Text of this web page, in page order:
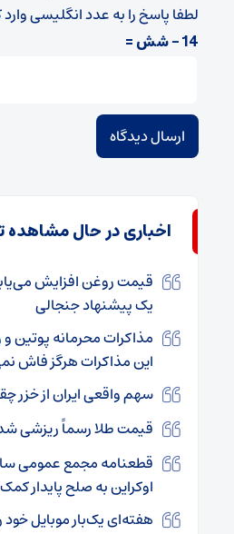
لطفا پاسخ را به عدد انگلیسی
14 − شش =
اخباری در حال مشاهده
قیمت روغن افزایش
یک پیشنهاد جنجالی
مذاکرات محرمانه پوتین
این مذاکرات هرگز فاش
سهم واقعی ایران از خزر
قیمت طلا رسماً ریزشی شد (۳۰
قطعنامه مجمع عمومی
اوکراین به صلح پایدار
هفته‌ای یک‌بار موبایل